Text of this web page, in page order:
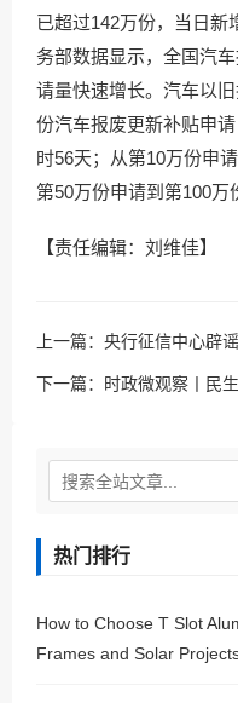
已超过142万份，当日新
务部数据显示，全国汽
请量快速增长。汽车以
份汽车报废更新补贴申
时56天；从第10万份申
第50万份申请到第100万
【责任编辑：刘维佳】
上一篇： 央行征信中心辟
下一篇： 时政微观察丨民
热门排行
How to Choose T Slot
Frames and Solar